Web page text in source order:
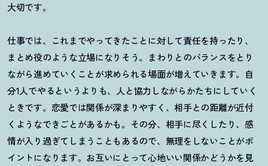
大切です。
仕事では、これまでやってきたことに対して責任を持ったり、
まとめ役のような立場になりそう。まわりとのバランスをとり
ながら進めていくことが求められる場面が増えていきます。自
分1人でやるというよりも、人と協力しながらかたちにしていく
ときです。恋愛では関係が深まりやすく、相手との距離が近付
くようなできごとがあるかも。その分、相手に尽くしたり、感
情が入り過ぎてしまうこともあるので、無理をしないことがポ
イントになります。お互いにとって心地いい関係かどうかを見